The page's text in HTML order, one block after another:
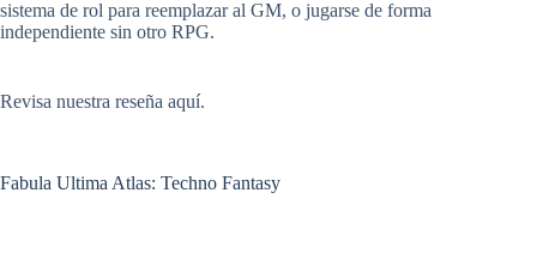
sistema de rol para reemplazar al GM, o jugarse de forma
independiente sin otro RPG.
Revisa nuestra reseña aquí.
Fabula Ultima Atlas: Techno Fantasy